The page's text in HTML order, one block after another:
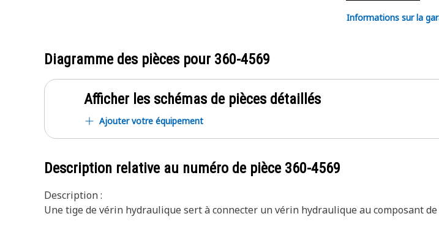
Informations sur la
Diagramme des pièces pour 360-4569
Afficher les schémas de pièces détaillés
Ajouter votre équipement
Description relative au numéro de pièce 360-4569
Description :
Une tige de vérin hydraulique sert à connecter un vérin hydraulique au composant